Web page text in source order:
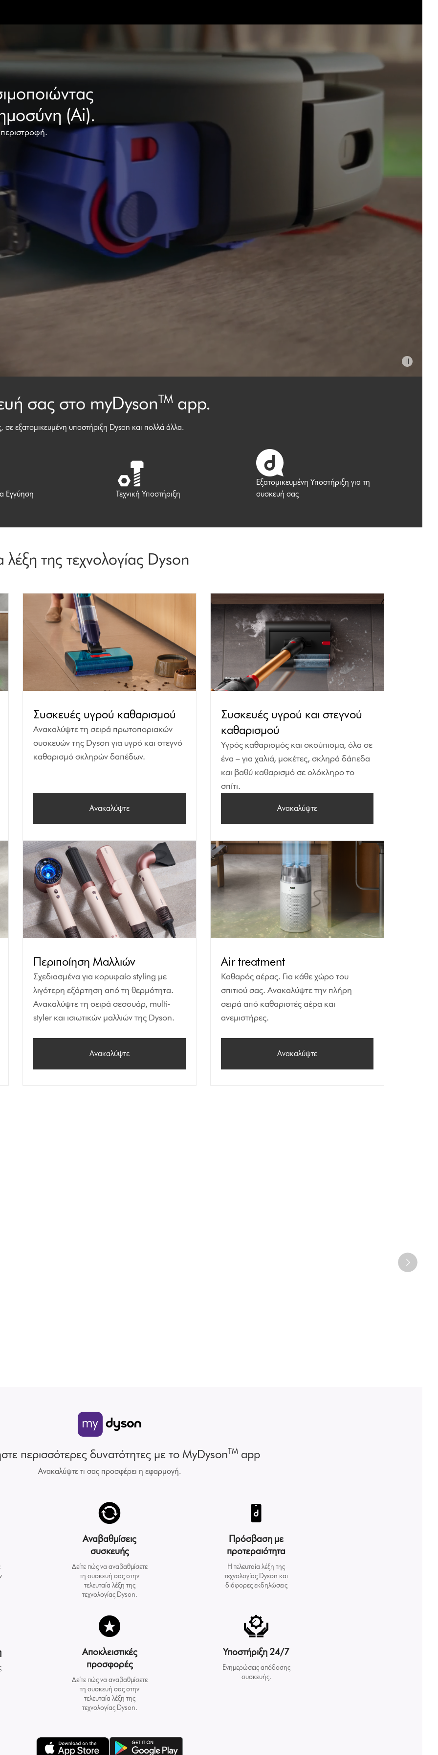
(Ai).
σας στο myDysonTM app.
εξατομικευμένη υποστήριξη Dyson και πολλά άλλα.
Εγγύηση Τεχνική Υποστήριξη
Εξατομικευμένη Υποστήριξη για τη
συσκευή σας
λέξη της τεχνολογίας Dyson
Συσκευές υγρού καθαρισμού
Ανακαλύψτε τη σειρά πρωτοποριακών
συσκευών της Dyson για υγρό και στεγνό
καθαρισμό σκληρών δαπέδων.
Ανακαλύψτε
Συσκευές υγρού και στεγνού
καθαρισμού
Υγρός καθαρισμός και σκούπισμα, όλα σε
ένα – για χαλιά, μοκέτες, σκληρά δάπεδα
και βαθύ καθαρισμό σε ολόκληρο το
σπίτι.
Ανακαλύψτε
Περιποίηση Μαλλιών
Σχεδιασμένα για κορυφαίο styling με
λιγότερη εξάρτηση από τη θερμότητα.
Ανακαλύψτε τη σειρά σεσουάρ, multi-
styler και ισιωτικών μαλλιών της Dyson.
Ανακαλύψτε
Air treatment
Καθαρός αέρας. Για κάθε χώρο του
σπιτιού σας. Ανακαλύψτε την πλήρη
σειρά από καθαριστές αέρα και
ανεμιστήρες.
Ανακαλύψτε
περισσότερες δυνατότητες με το MyDysonTM app
Ανακαλύψτε τι σας προσφέρει η εφαρμογή.
Αναβαθμίσεις
συσκευής
Δείτε πώς να αναβαθμίσετε
τη συσκευή σας στην
τελευταία λέξη της
τεχνολογίας Dyson.
Πρόσβαση με
προτεραιότητα
Η τελευταία λέξη της
τεχνολογίας Dyson και
διάφορες εκδηλώσεις
Αποκλειστικές
προσφορές
Δείτε πώς να αναβαθμίσετε
τη συσκευή σας στην
τελευταία λέξη της
τεχνολογίας Dyson.
Υποστήριξη 24/7
Ενημερώσεις απόδοσης
συσκευής.